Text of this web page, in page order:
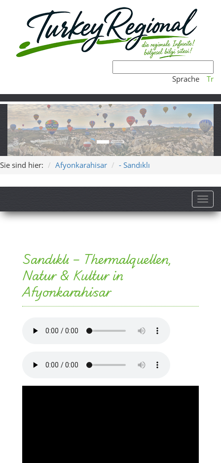
Sprache Tr
Sie sind hier: Afyonkarahisar - Sandıklı
Sandıklı – Thermalquellen,
Natur & Kultur in
Afyonkarahisar